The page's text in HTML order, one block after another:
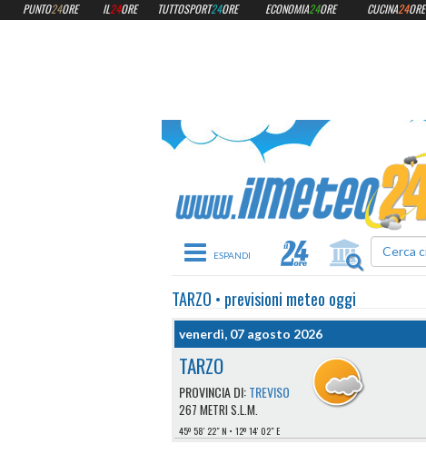
Toggle navigation
TARZO • previsioni meteo oggi
venerdì, 07 agosto 2026
TARZO
PROVINCIA DI:TREVISO
267 METRI S.L.M.
45º 58′ 22″ N 12º 14′ 02″ E
PUNTO24ORE IL24ORE TUTTOSPORT24ORE ECONOMIA24ORE CUCINA24ORE